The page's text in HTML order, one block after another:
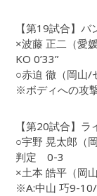
【第19試合】
×波藤 正二（愛
KO 0’33”
○赤迫 徹（岡山/
※ボディへの攻
【第20試合】
○宇野 晃太郎（
判定 0-3
×土本 皓平（岡
※A:中山 巧9-